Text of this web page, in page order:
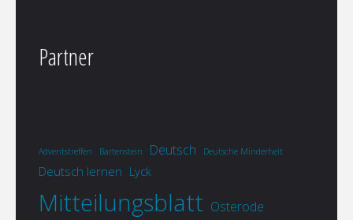
Partner
Adventstreffen Bartenstein Deutsch Deutsche Minderheit
Deutsch lernen Lyck
Mitteilungsblatt Osterode